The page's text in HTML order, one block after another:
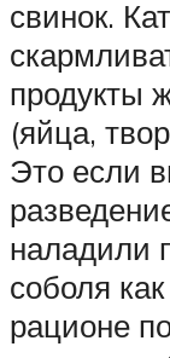
свинок.
продукты
(яйца,
Это если
наладили
соболя
рационе